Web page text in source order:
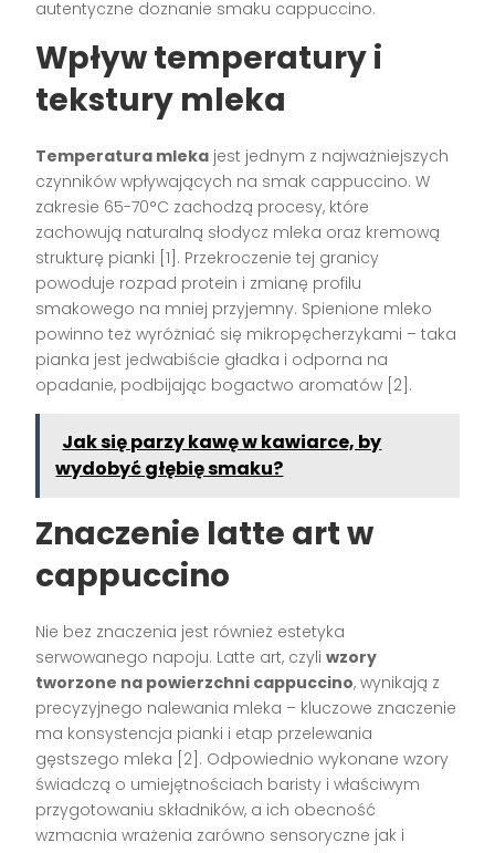
autentyczne doznanie smaku cappuccino.
Wpływ temperatury i
tekstury mleka
Temperatura mleka jest jednym z najważniejszych
czynników wpływających na smak cappuccino. W
zakresie 65-70°C zachodzą procesy, które
zachowują naturalną słodycz mleka oraz kremową
strukturę pianki [1] . Przekroczenie tej granicy
powoduje rozpad protein i zmianę profilu
smakowego na mniej przyjemny. Spienione mleko
powinno też wyróżniać się mikropęcherzykami – taka
pianka jest jedwabiście gładka i odporna na
opadanie, podbijając bogactwo aromatów [2] .
Jak się parzy kawę w kawiarce, by
wydobyć głębię smaku?
Znaczenie latte art w
cappuccino
Nie bez znaczenia jest również estetyka
serwowanego napoju. Latte art, czyliwzory
tworzone na powierzchni cappuccino, wynikają z
precyzyjnego nalewania mleka – kluczowe znaczenie
ma konsystencja pianki i etap przelewania
gęstszego mleka [2] . Odpowiednio wykonane wzory
świadczą o umiejętnościach baristy i właściwym
przygotowaniu składników, a ich obecność
wzmacnia wrażenia zarówno sensoryczne jak i